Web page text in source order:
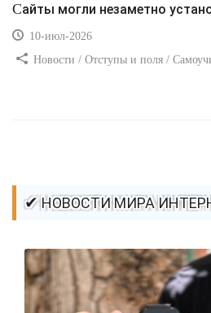
Сайты могли незаметно
10-июл-2026
Новости / Отступы и поля /
✔ НОВОСТИ МИРА